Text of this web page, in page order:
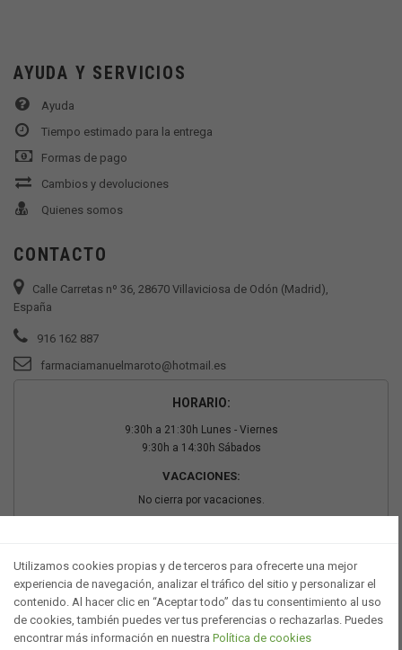
AYUDA Y SERVICIOS
Ayuda
Tiempo estimado para la entrega
Formas de pago
Cambios y devoluciones
Quienes somos
CONTACTO
Calle Carretas nº 36, 28670 Villaviciosa de Odón (Madrid),
España
916 162 887
farmaciamanuelmaroto@hotmail.es
HORARIO:
9:30h a 21:30h Lunes - Viernes
9:30h a 14:30h Sábados
VACACIONES:
No cierra por vacaciones.
Utilizamos cookies propias y de terceros para ofrecerte una mejor
experiencia de navegación, analizar el tráfico del sitio y personalizar el
contenido. Al hacer clic en “Aceptar todo” das tu consentimiento al uso
de cookies, también puedes ver tus preferencias o rechazarlas. Puedes
encontrar más información en nuestra Política de cookies